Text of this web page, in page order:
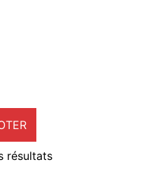
résultats